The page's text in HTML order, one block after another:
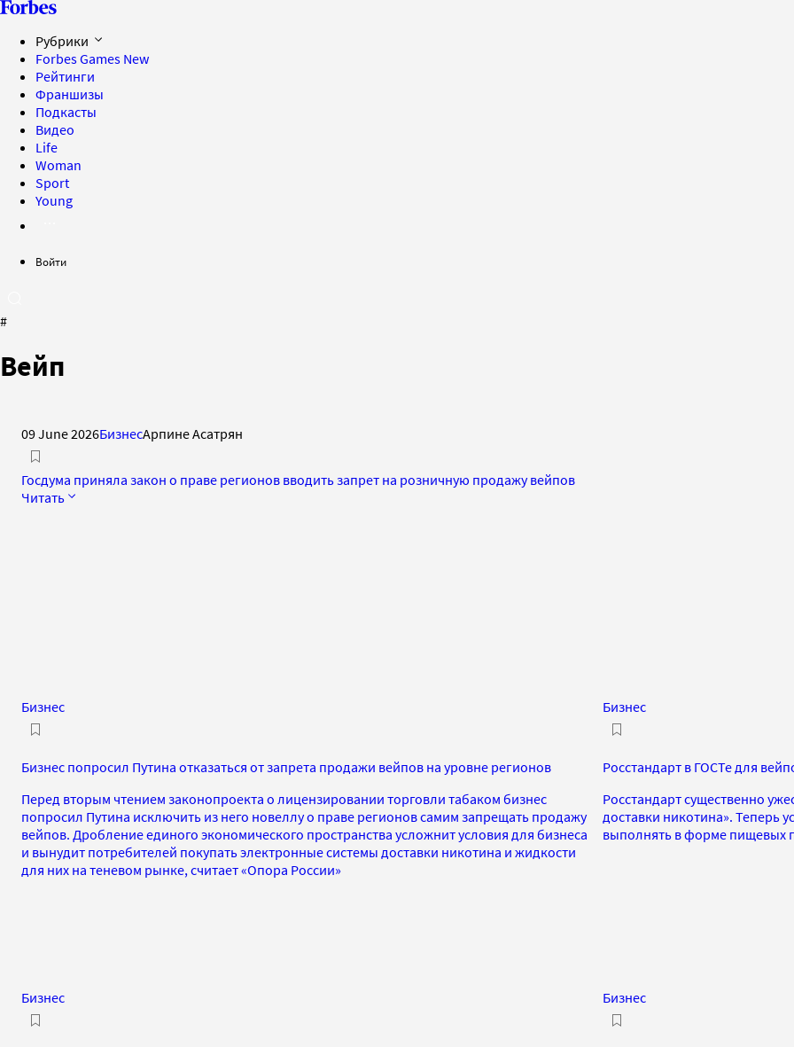
Рубрики
Forbes Games New
Рейтинги
Франшизы
Подкасты
Видео
Life
Woman
Sport
Young
Войти
#
Вейп
09 June 2026БизнесАрпине Асатрян
Госдума приняла закон о праве регионов вводить запрет на розничную продажу вейпов
Читать
Бизнес
Бизнес попросил Путина отказаться от запрета продажи вейпов на уровне регионов
Перед вторым чтением законопроекта о лицензировании торговли табаком бизнес
попросил Путина исключить из него новеллу о праве регионов самим запрещать продажу
вейпов. Дробление единого экономического пространства усложнит условия для бизнеса
и вынудит потребителей покупать электронные системы доставки никотина и жидкости
для них на теневом рынке, считает «Опора России»
Бизнес
Росстандарт в ГОСТе для
Росстандарт существенно
доставки никотина». Теперь
выполнять в форме пищевых
Бизнес Бизнес